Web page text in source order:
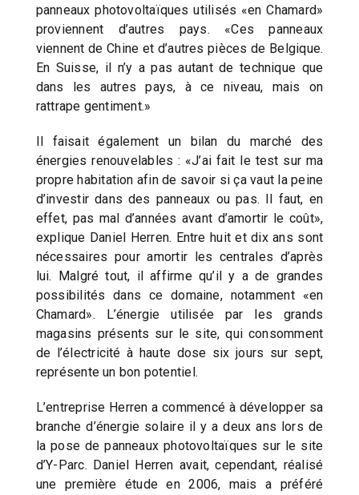
panneaux photovoltaïques utilisés «en Chamard»
proviennent d’autres pays. «Ces panneaux
viennent de Chine et d’autres pièces de Belgique.
En Suisse, il n’y a pas autant de technique que
dans les autres pays, à ce niveau, mais on
rattrape gentiment.»
Il faisait également un bilan du marché des
énergies renouvelables : «J’ai fait le test sur ma
propre habitation afin de savoir si ça vaut la peine
d’investir dans des panneaux ou pas. Il faut, en
effet, pas mal d’années avant d’amortir le coût»,
explique Daniel Herren. Entre huit et dix ans sont
nécessaires pour amortir les centrales d’après
lui. Malgré tout, il affirme qu’il y a de grandes
possibilités dans ce domaine, notamment «en
Chamard». L’énergie utilisée par les grands
magasins présents sur le site, qui consomment
de l’électricité à haute dose six jours sur sept,
représente un bon potentiel.
L’entreprise Herren a commencé à développer sa
branche d’énergie solaire il y a deux ans lors de
la pose de panneaux photovoltaïques sur le site
d’Y-Parc. Daniel Herren avait, cependant, réalisé
une première étude en 2006, mais a préféré